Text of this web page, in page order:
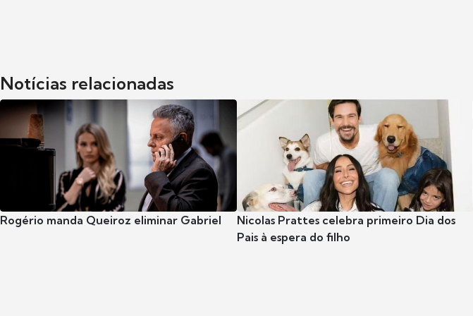
Notícias relacionadas
Rogério manda Queiroz eliminar Gabriel
Nicolas Prattes celebra primeiro Dia dos
Pais à espera do filho